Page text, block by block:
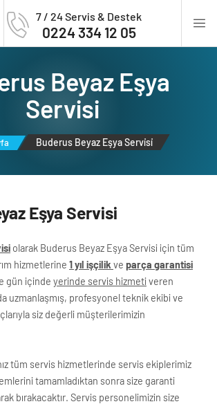
7 / 24 Servis & Destek
0224 334 12 05
Beyaz Eşya
Servi̇si̇
Buderus Beyaz Eşya Servi̇si̇
Eşya Servi̇si̇
olarak Buderus Beyaz Eşya Servisi için tüm
hizmetlerine 1 yıl işçilik ve parça garantisi
gün içinde yerinde servis hizmetiveren
uzmanlaşmış, profesyonel teknik ekibi ve
siz değerli müşterilerimizin
tüm servis hizmetlerinde servis ekiplerimiz
tamamladıktan sonra size garanti
bırakacaktır. Servis personelimizin size